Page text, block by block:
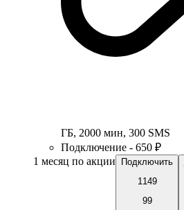
ГБ, 2000 мин, 300 SMS
Подключение - 650 ₽
1 месяц по акции
Подключить
1149
99